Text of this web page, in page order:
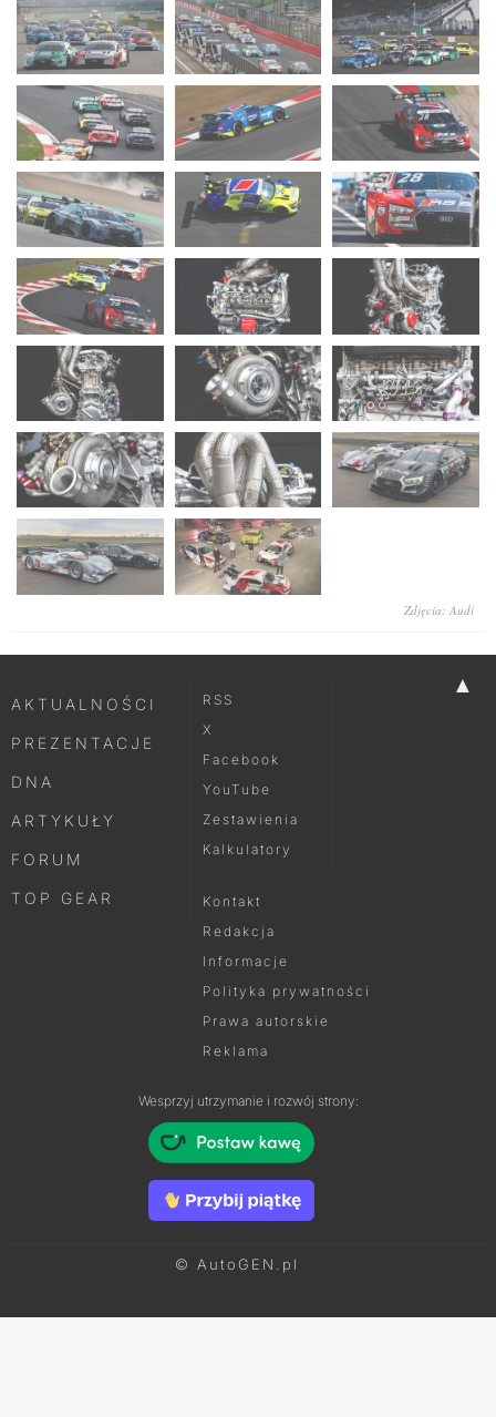
Zdjęcia: Audi
▲
AKTUALNOŚCI
PREZENTACJE
DNA
ARTYKUŁY
FORUM
TOP GEAR
RSS
X
Facebook
YouTube
Zestawienia
Kalkulatory
Kontakt
Redakcja
Informacje
Polityka prywatności
Prawa autorskie
Reklama
Wesprzyj utrzymanie i rozwój strony:
© AutoGEN.pl